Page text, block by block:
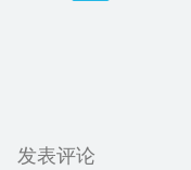
发表评论